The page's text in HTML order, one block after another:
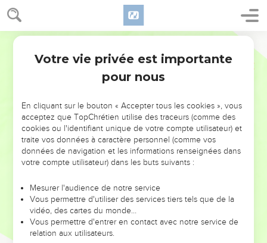
NE MANQUEZ PAS L’ÉVÉNEMENT
DE L’ANNÉE !
ET SI LEURS ERREURS POUVAIENT VOUS ÉVITER LES
VOTRES ?
leur foi ou leur vision. Mais on voit moins les doutes, les erreurs
et les saisons difficiles qu'ils ont traversés, alors même que ce
sont elles qui les ont façonnés.
Dans cette conférence, leaders, entrepreneurs, et responsables
Votre vie privée est importante
pour nous
En cliquant sur le bouton « Accepter tous les cookies », vous
acceptez que TopChrétien utilise des traceurs (comme des
cookies ou l'identifiant unique de votre compte utilisateur) et
traite vos données à caractère personnel (comme vos
données de navigation et les informations renseignées dans
votre compte utilisateur) dans les buts suivants :
Mesurer l'audience de notre service
Vous permettre d'utiliser des services tiers tels que de la
vidéo, des cartes du monde…
Vous permettre d'entrer en contact avec notre service de
relation aux utilisateurs.